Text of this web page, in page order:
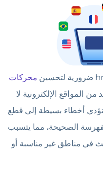
محركات
من المواقع الإلكترونية لا
أخطاء بسيطة إلى قطع
الصحيحة، مما يتسبب
في مناطق غير مناسبة أو